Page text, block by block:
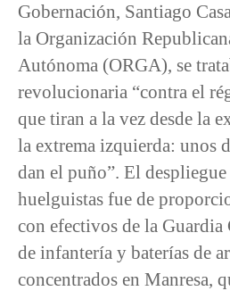
Gobernación, Santiago
la Organización
Autónoma (ORGA), se
revolucionaria “contra el
que tiran a la vez desde la
la extrema izquierda: unos
dan el puño”. El
huelguistas fue de
con efectivos de la
de infantería y baterías de
concentrados en Manresa,